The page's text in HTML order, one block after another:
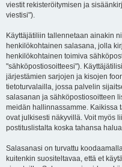
viestit rekisteröitymisen ja
viestisi").
Käyttäjätiliin tallennetaan ainakin
henkilökohtainen salasana, jolla
henkilökohtainen toimiva
"sähköpostiosoitteesi").
järjestämien sarjojen ja kisojen
tietoturvalailla, jossa palvelin
salasanan ja sähköpostiosoitteen
meidän hallinnassamme. Kaikissa
ovat julkisesti näkyvillä. Voit myös
postituslistalta koska tahansa
Salasanasi on turvattu
kuitenkin suositeltavaa, että et